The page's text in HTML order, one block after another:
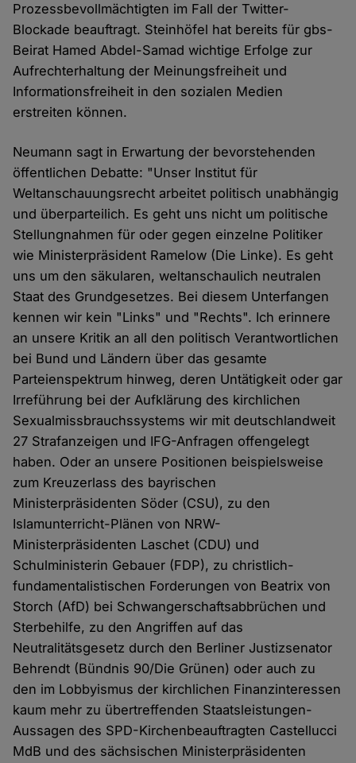
Prozessbevollmächtigten im Fall der Twitter-
Blockade beauftragt. Steinhöfel hat bereits für gbs-
Beirat Hamed Abdel-Samad wichtige Erfolge zur
Aufrechterhaltung der Meinungsfreiheit und
Informationsfreiheit in den sozialen Medien
erstreiten können.
Neumann sagt in Erwartung der bevorstehenden
öffentlichen Debatte: "Unser Institut für
Weltanschauungsrecht arbeitet politisch unabhängig
und überparteilich. Es geht uns nicht um politische
Stellungnahmen für oder gegen einzelne Politiker
wie Ministerpräsident Ramelow (Die Linke). Es geht
uns um den säkularen, weltanschaulich neutralen
Staat des Grundgesetzes. Bei diesem Unterfangen
kennen wir kein "Links" und "Rechts". Ich erinnere
an unsere Kritik an all den politisch Verantwortlichen
bei Bund und Ländern über das gesamte
Parteienspektrum hinweg, deren Untätigkeit oder gar
Irreführung bei der Aufklärung des kirchlichen
Sexualmissbrauchssystems wir mit deutschlandweit
27 Strafanzeigen und IFG-Anfragen offengelegt
haben. Oder an unsere Positionen beispielsweise
zum Kreuzerlass des bayrischen
Ministerpräsidenten Söder (CSU), zu den
Islamunterricht-Plänen von NRW-
Ministerpräsidenten Laschet (CDU) und
Schulministerin Gebauer (FDP), zu christlich-
fundamentalistischen Forderungen von Beatrix von
Storch (AfD) bei Schwangerschaftsabbrüchen und
Sterbehilfe, zu den Angriffen auf das
Neutralitätsgesetz durch den Berliner Justizsenator
Behrendt (Bündnis 90/Die Grünen) oder auch zu
den im Lobbyismus der kirchlichen Finanzinteressen
kaum mehr zu übertreffenden Staatsleistungen-
Aussagen des SPD-Kirchenbeauftragten Castellucci
MdB und des sächsischen Ministerpräsidenten